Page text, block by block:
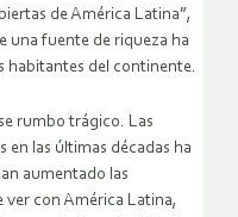
de América Latina”,
una fuente de riqueza ha
habitantes del continente.
rumbo trágico. Las
en las últimas décadas ha
aumentado las
ver con América Latina,